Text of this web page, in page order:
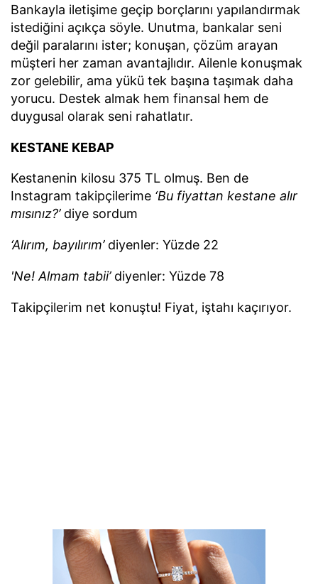
Bankayla iletişime geçip borçlarını yapılandırmak
istediğini açıkça söyle. Unutma, bankalar seni
değil paralarını ister; konuşan, çözüm arayan
müşteri her zaman avantajlıdır. Ailenle konuşmak
zor gelebilir, ama yükü tek başına taşımak daha
yorucu. Destek almak hem finansal hem de
duygusal olarak seni rahatlatır.
KESTANE KEBAP
Kestanenin kilosu 375 TL olmuş. Ben de
Instagram takipçilerime ‘Bu fiyattan kestane alır
mısınız?’diye sordum
‘Alırım, bayılırım’diyenler: Yüzde 22
'Ne! Almam tabii’diyenler: Yüzde 78
Takipçilerim net konuştu! Fiyat, iştahı kaçırıyor.